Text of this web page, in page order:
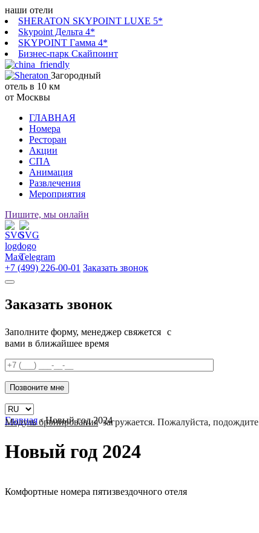
наши отели
SHERATON SKYPOINT LUXE 5*
Skypoint Дельта 4*
SKYPOINT Гамма 4*
Бизнес-парк Скайпоинт
Загородный
отель в 10 км
от Москвы
ГЛАВНАЯ
Номера
Ресторан
Акции
СПА
Анимация
Развлечения
Мероприятия
Пишите, мы онлайн
+7 (499) 226-00-01 Заказать звонок
Заказать звонок
Заполните форму, менеджер свяжется с
вами в ближайшее время
Главная ›Новый год 2024
Модуль бронирования загружается. Пожалуйста, подождите
Новый год 2024
Комфортные номера пятизвездочного отеля